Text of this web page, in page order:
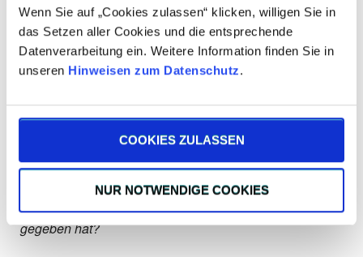
Wenn Sie auf „Cookies zulassen“ klicken, willigen Sie in
das Setzen aller Cookies und die entsprechende
Datenverarbeitung ein. Weitere Information finden Sie in
unseren Hinweisen zum Datenschutz.
COOKIES ZULASSEN
NUR NOTWENDIGE COOKIES
Können die Kunden uns anstatt einem Musterteil auch
eine Zeichnung schicken?
in KIMOS aus der Zeichnung heraus lesen. Der Ablauf
ist, nach der Dateneingabe im KIMOS, der Gleiche wie
bei den Musterteilen.
Können wir die Verzahnungen besser auslegen und
produzieren, als die Verzahnungen, die der Kunde uns
gegeben hat?